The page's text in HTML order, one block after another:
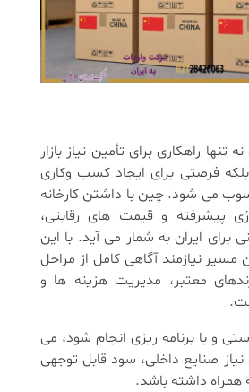
تنها راهکاری برای تأمین نیاز بازار
فرصتی برای ایجاد کسب وکاری
می شود. چین با داشتن کارخانه
پیشرفته و قیمت های رقابتی،
ایران به شمار می آید. با این
نیازمند آگاهی کامل از مراحل
معتبر، مدیریت هزینه ها و
و با برنامه ریزی انجام شود، می
نیاز صنایع داخلی، سود قابل توجهی
همراه داشته باشد.